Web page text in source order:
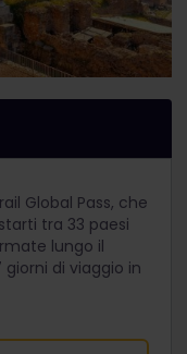
Global Pass, che
tra 33 paesi
lungo il
di viaggio in